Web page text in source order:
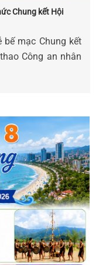
Chung kết Hội
bế mạc Chung kết
Công an nhân